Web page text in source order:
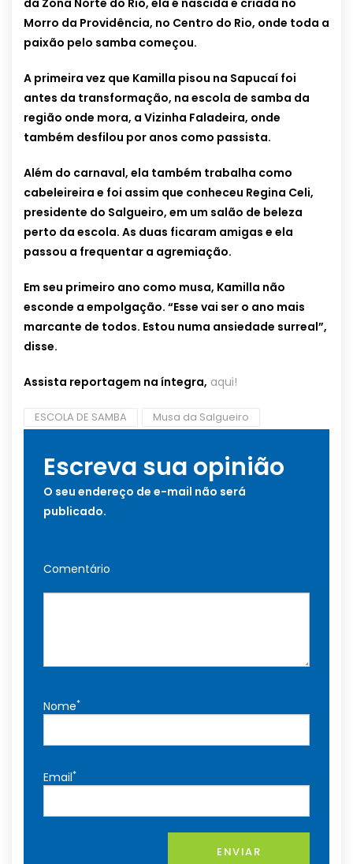
da Zona Norte do Rio, ela é nascida e criada no
Morro da Providência, no Centro do Rio, onde toda a
paixão pelo samba começou.
A primeira vez que Kamilla pisou na Sapucaí foi
antes da transformação, na escola de samba da
região onde mora, a Vizinha Faladeira, onde
também desfilou por anos como passista.
Além do carnaval, ela também trabalha como
cabeleireira e foi assim que conheceu Regina Celi,
presidente do Salgueiro, em um salão de beleza
perto da escola. As duas ficaram amigas e ela
passou a frequentar a agremiação.
Em seu primeiro ano como musa, Kamilla não
esconde a empolgação. “Esse vai ser o ano mais
marcante de todos. Estou numa ansiedade surreal”,
disse.
Assista reportagem na íntegra, aqui!
ESCOLA DE SAMBA Musa da Salgueiro
Escreva sua opinião
O seu endereço de e-mail não será
publicado.
Comentário
Nome*
Email*
ENVIAR